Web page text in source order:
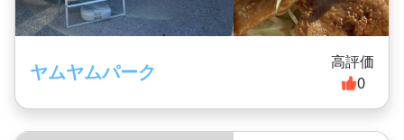
ヤムヤムパーク
高評価
0